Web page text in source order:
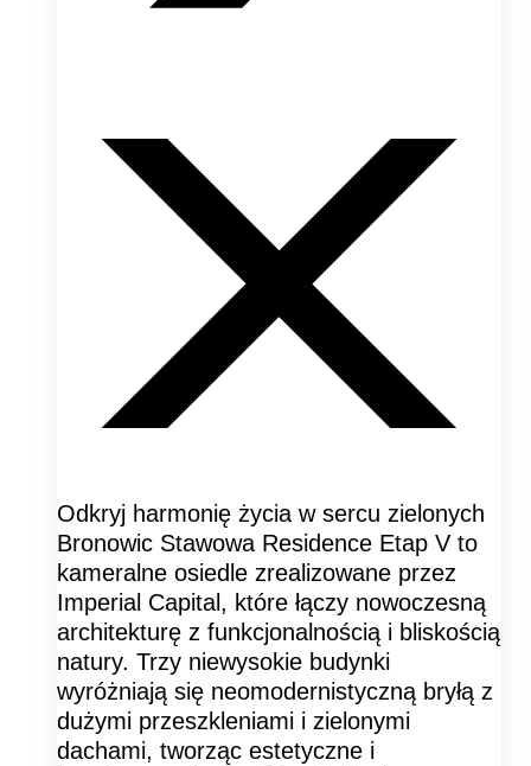
Odkryj harmonię życia w sercu zielonych
Bronowic Stawowa Residence Etap V to
kameralne osiedle zrealizowane przez
Imperial Capital, które łączy nowoczesną
architekturę z funkcjonalnością i bliskością
natury. Trzy niewysokie budynki
wyróżniają się neomodernistyczną bryłą z
dużymi przeszkleniami i zielonymi
dachami, tworząc estetyczne i